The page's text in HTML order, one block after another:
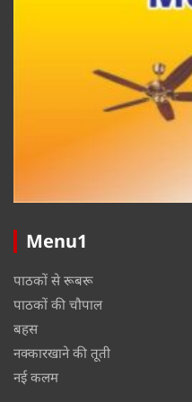
Menu1
पाठकों से रूबरू
पाठकों की चौपाल
बहस
नक्कारखाने की तूती
नई कलम